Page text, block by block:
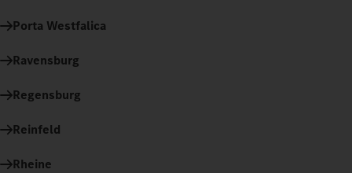
Porta Westfalica
Ravensburg
Regensburg
Reinfeld
Rheine